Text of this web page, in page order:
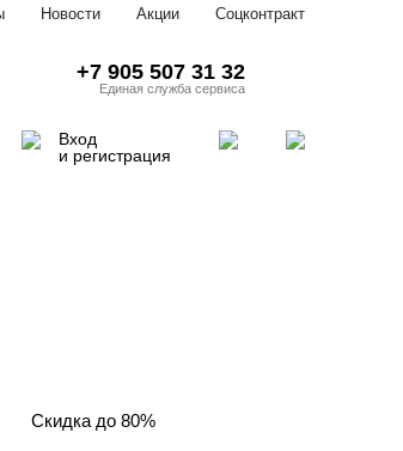
Новости Акции Соцконтракт
+7 905 507 31 32
Единая служба сервиса
Вход
и регистрация
Скидка до 80%